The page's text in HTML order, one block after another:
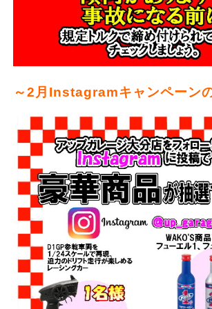
～2月Instagramキャンペーン